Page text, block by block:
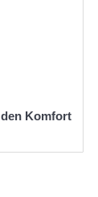
Komfort